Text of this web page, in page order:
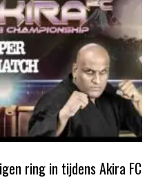
ring in tijdens Akira FC